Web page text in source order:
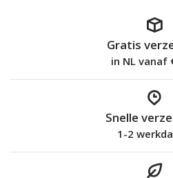
Gratis
in NL vanaf
Snelle
1-2